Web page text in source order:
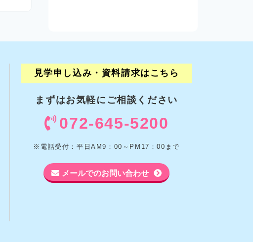
見学申し込み・資料請求はこちら
まずはお気軽に ご相談ください
072-645-5200
※電話受付：平日AM9：00～PM17：00まで
メールでのお問い合わせ